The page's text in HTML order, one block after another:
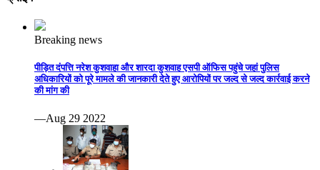
Breaking news
पीड़ित दंपत्ति नरेश कुशवाहा और शारदा कुशवाह एसपी ऑफिस पहुंचे जहां पुलिस
अधिकारियों को पूरे मामले की जानकारी देते हुए आरोपियों पर जल्द से जल्द कार्रवाई करने
की मांग की
—Aug 29 2022